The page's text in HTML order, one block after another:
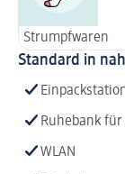
Strumpfwaren
Standard in
Ruhebank
WLAN